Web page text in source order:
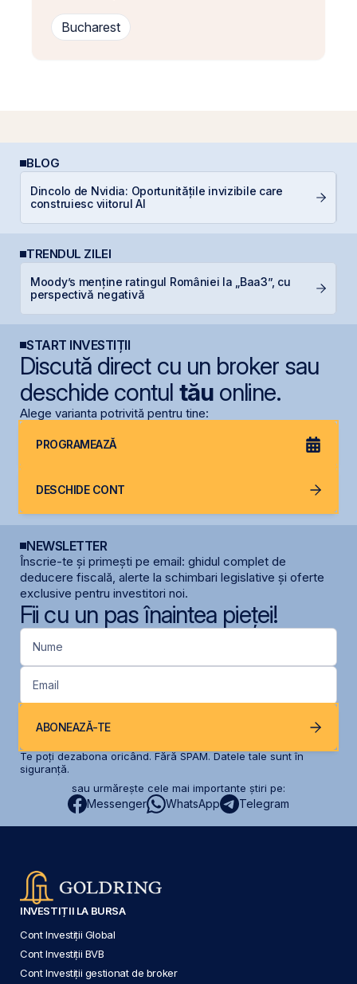
Bucharest
BLOG
Dincolo de Nvidia: Oportunitățile invizibile care
construiesc viitorul AI
TRENDUL ZILEI
Moody’s menține ratingul României la „Baa3”, cu
perspectivă negativă
START INVESTIȚII
Discută direct cu un broker sau
deschide contul tăuonline.
Alege varianta potrivită pentru tine:
PROGRAMEAZĂ
DESCHIDE CONT
NEWSLETTER
Înscrie-te și primești pe email: ghidul complet de
deducere fiscală, alerte la schimbari legislative și oferte
exclusive pentru investitori noi.
Fii cu un pas înaintea pieței!
Nume
Email
ABONEAZĂ-TE
Te poți dezabona oricând. Fără SPAM. Datele tale sunt în
siguranță.
sau urmărește cele mai importante știri pe:
Messenger WhatsApp Telegram
INVESTIȚII LA BURSA
Cont Investiții Global
Cont Investiții BVB
Cont Investiții gestionat de broker